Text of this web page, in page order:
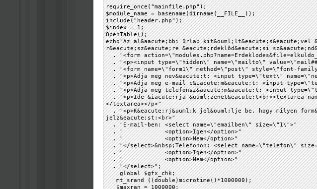
require_once("mainfile.php");
$module_name = basename(dirname(__FILE__));
include("header.php");
$index = 1;
OpenTable();
echo"Az al&aacute;bbi ûrlap kit&ouml;lt&eacute;s&eacute;vel
r&eacute;sz&eacute;re &eacute;rdeklõd&eacute;si
. "<form
. "<p><input type=\"hidden\" name=\"mailto\"
. "<form name=\"form1\" method=\"post\" style=\"font-
. "<p>Adja meg nev&eacute;t: <input type=\"text\"
. "<p>Adja meg e-mail c&iacute;m&eacute;t: <input
. "<p>Adja meg telefonsz&aacute;m&aacute;t: <input
. "<p>Ide &iacute;rja &uuml;zenet&eacute;t<br><textarea
</textarea></p>"
. "<p>K&eacute;rj&uuml;k jel&ouml;lje be, hogy milyen
jelz&eacute;st:<br>"
. "E-mail-ben: <select name=\"emailben\" size=\"1\">"
. " <option>Igen</option>"
. " <option>Nem</option>"
. "</select>&nbsp;Telefonon: <select name=\"telefon\"
. " <option>Igen</option>"
. " <option>Nem</option>"
. "</select>";
global $gfx_chk;
mt_srand ((double)microtime()*1000000);
$maxran = 1000000;